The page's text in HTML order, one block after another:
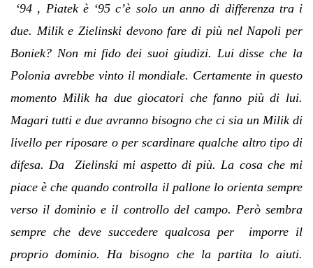
‘94 , Piatek è ‘95 c’è solo un anno di differenza tra i
due. Milik e Zielinski devono fare di più nel Napoli per
Boniek? Non mi fido dei suoi giudizi. Lui disse che la
Polonia avrebbe vinto il mondiale. Certamente in questo
momento Milik ha due giocatori che fanno più di lui.
Magari tutti e due avranno bisogno che ci sia un Milik di
livello per riposare o per scardinare qualche altro tipo di
difesa. Da Zielinski mi aspetto di più. La cosa che mi
piace è che quando controlla il pallone lo orienta sempre
verso il dominio e il controllo del campo. Però sembra
sempre che deve succedere qualcosa per imporre il
proprio dominio. Ha bisogno che la partita lo aiuti.